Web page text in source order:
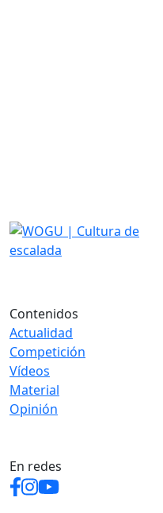
Contenidos
Actualidad
Competición
Vídeos
Material
Opinión
En redes